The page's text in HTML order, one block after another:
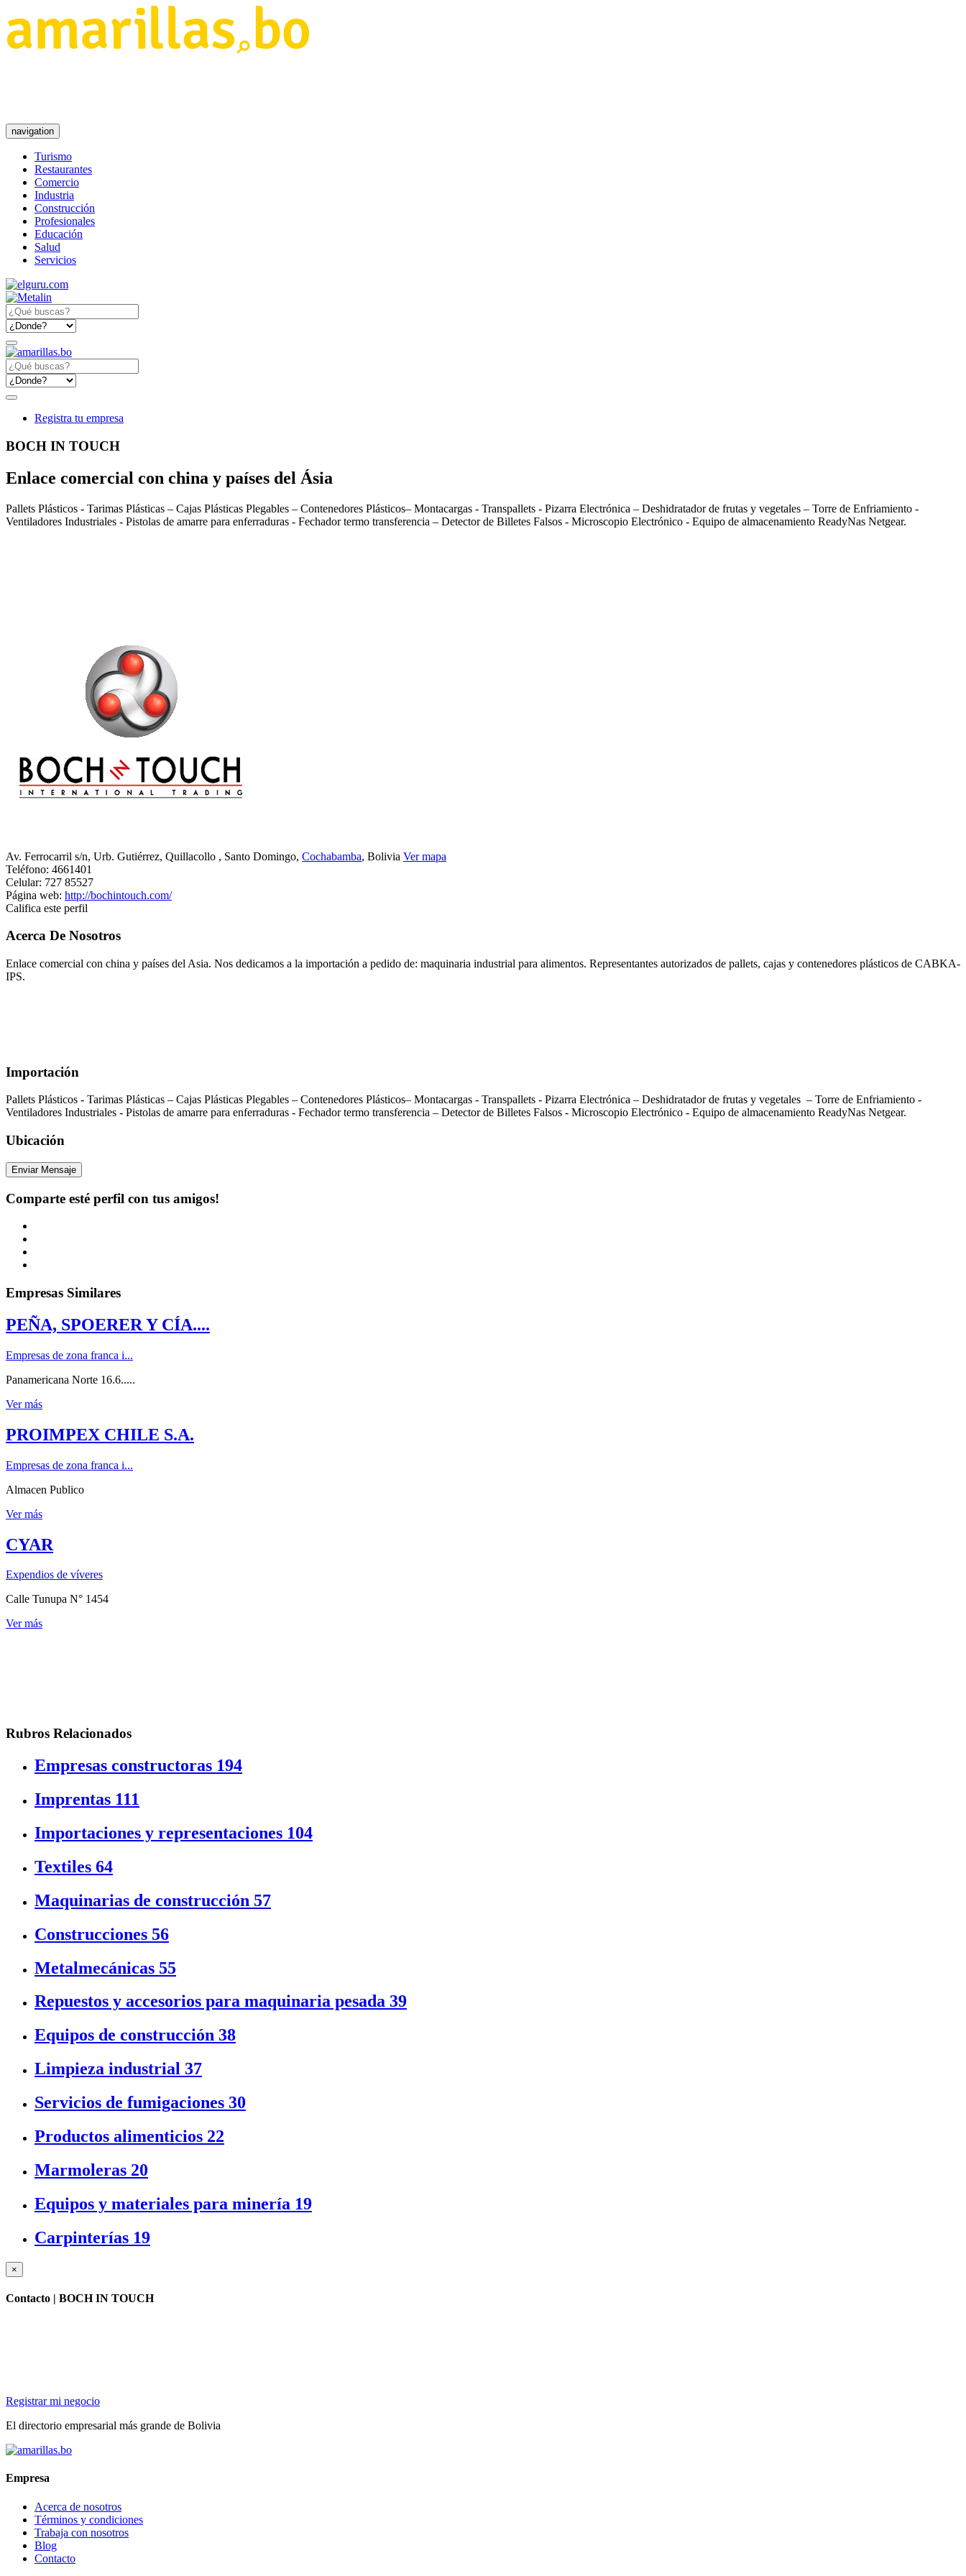
navigation
Turismo
Restaurantes
Comercio
Industria
Construcción
Profesionales
Educación
Salud
Servicios
Registra tu empresa
BOCH IN TOUCH
Enlace comercial con china y países del Ásia
Pallets Plásticos - Tarimas Plásticas – Cajas Plásticas Plegables – Contenedores Plásticos– Montacargas - Transpallets - Pizarra Electrónica – Deshidratador de frutas y vegetales – Torre de Enfriamiento -
Ventiladores Industriales - Pistolas de amarre para enferraduras - Fechador termo transferencia – Detector de Billetes Falsos - Microscopio Electrónico - Equipo de almacenamiento ReadyNas Netgear.
Av. Ferrocarril s/n, Urb. Gutiérrez, Quillacollo , Santo Domingo, Cochabamba, Bolivia Ver mapa
Teléfono: 4661401
Celular: 727 85527
Página web: http://bochintouch.com/
Califica este perfil
Acerca De Nosotros
Enlace comercial con china y países del Asia. Nos dedicamos a la importación a pedido de: maquinaria industrial para alimentos. Representantes autorizados de pallets, cajas y contenedores plásticos de CABKA-
IPS.
Importación
Pallets Plásticos - Tarimas Plásticas – Cajas Plásticas Plegables – Contenedores Plásticos– Montacargas - Transpallets - Pizarra Electrónica – Deshidratador de frutas y vegetales – Torre de Enfriamiento -
Ventiladores Industriales - Pistolas de amarre para enferraduras - Fechador termo transferencia – Detector de Billetes Falsos - Microscopio Electrónico - Equipo de almacenamiento ReadyNas Netgear.
Ubicación
Enviar Mensaje
Comparte esté perfil con tus amigos!
Empresas Similares
PEÑA, SPOERER Y CÍA....
Empresas de zona franca i...
Panamericana Norte 16.6.....
Ver más
PROIMPEX CHILE S.A.
Empresas de zona franca i...
Almacen Publico
Ver más
CYAR
Expendios de víveres
Calle Tunupa N° 1454
Ver más
Rubros Relacionados
Empresas constructoras 194
Imprentas 111
Importaciones y representaciones 104
Textiles 64
Maquinarias de construcción 57
Construcciones 56
Metalmecánicas 55
Repuestos y accesorios para maquinaria pesada 39
Equipos de construcción 38
Limpieza industrial 37
Servicios de fumigaciones 30
Productos alimenticios 22
Marmoleras 20
Equipos y materiales para minería 19
Carpinterías 19
×
Contacto | BOCH IN TOUCH
Registrar mi negocio
El directorio empresarial más grande de Bolivia
Empresa
Acerca de nosotros
Términos y condiciones
Trabaja con nosotros
Blog
Contacto